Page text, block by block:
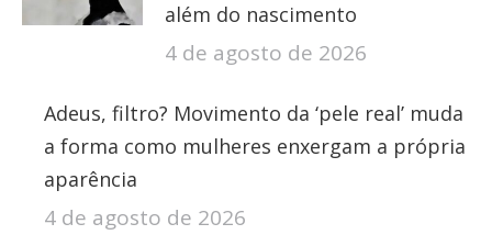
além do nascimento
4 de agosto de 2026
Adeus, filtro? Movimento da ‘pele real’ muda
a forma como mulheres enxergam a própria
aparência
4 de agosto de 2026